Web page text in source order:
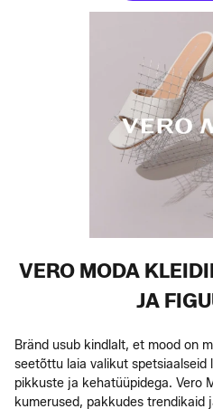
VERO MODA
JA
Bränd usub kindlalt, et mood on
seetõttu laia valikut spetsiaalseid
pikkuste ja kehatüüpidega. Vero
kumerused, pakkudes trendikaid